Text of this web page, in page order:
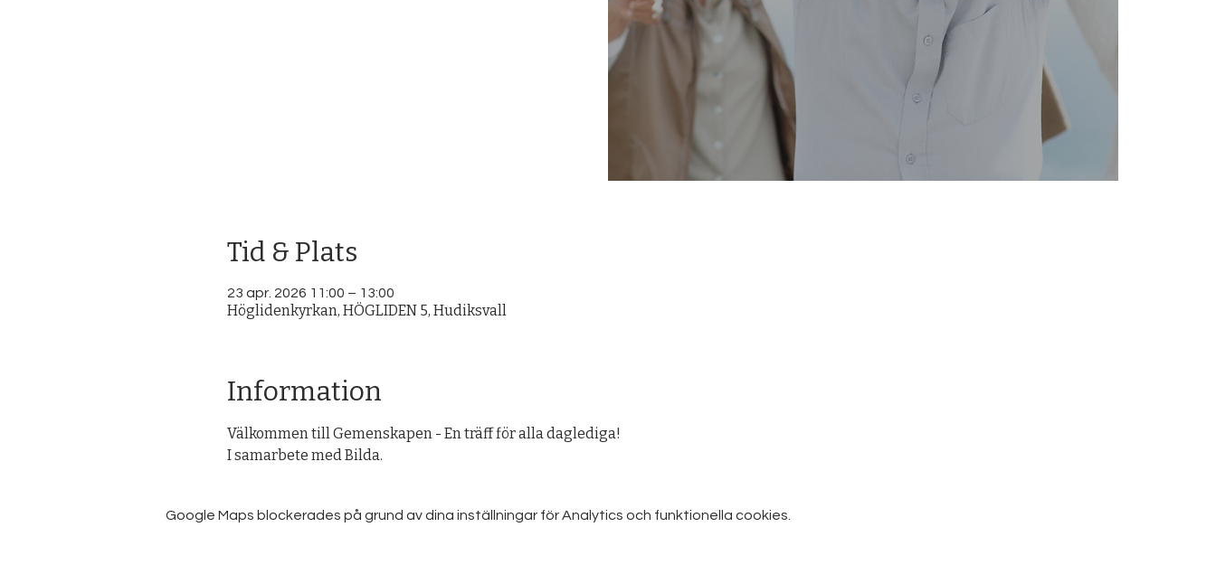
Tid & Plats
23 apr. 2026 11:00 – 13:00
Höglidenkyrkan, HÖGLIDEN 5, Hudiksvall
Information
Välkommen till Gemenskapen - En träff för alla daglediga!
I samarbete med Bilda.
Google Maps blockerades på grund av dina inställningar för Analytics och funktionella cookies.